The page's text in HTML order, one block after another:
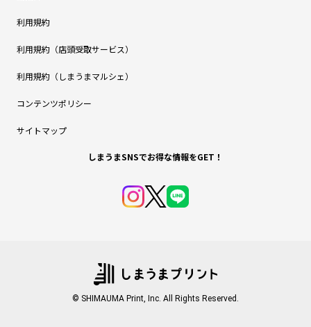
利用規約
利用規約（店頭受取サービス）
利用規約（しまうまマルシェ）
コンテンツポリシー
サイトマップ
しまうまSNSでお得な情報をGET！
© SHIMAUMA Print, Inc. All Rights Reserved.